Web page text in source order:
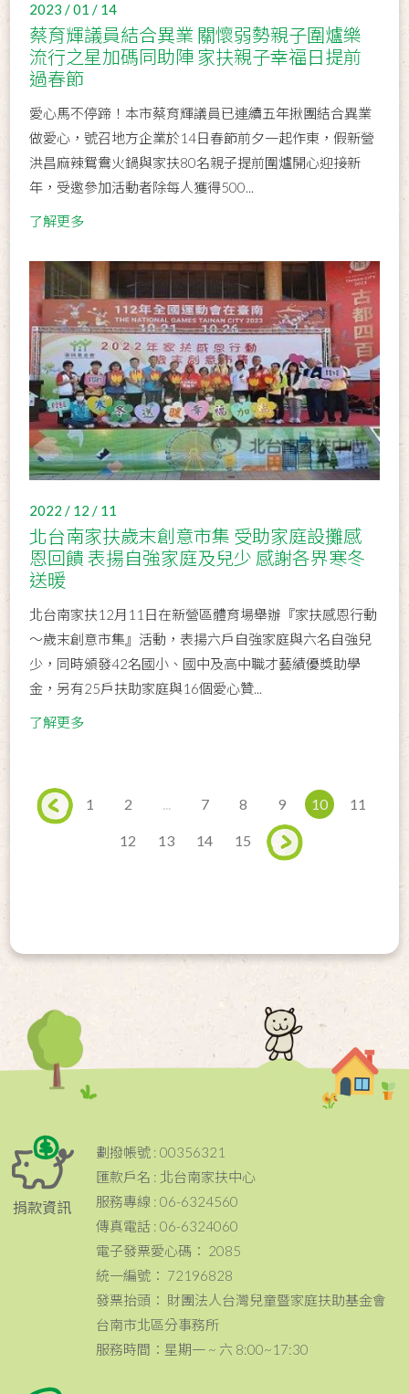
2023 / 01 / 14
蔡育輝議員結合異業 關懷弱勢親子圍爐樂
流行之星加碼同助陣 家扶親子幸福日提前
過春節
愛心馬不停蹄！本市蔡育輝議員已連續五年揪團結合異業
做愛心，號召地方企業於14日春節前夕一起作東，假新營
洪昌麻辣鴛鴦火鍋與家扶80名親子提前圍爐開心迎接新
年，受邀參加活動者除每人獲得500...
了解更多
2022 / 12 / 11
北台南家扶歲末創意市集 受助家庭設攤感
恩回饋 表揚自強家庭及兒少 感謝各界寒冬
送暖
北台南家扶12月11日在新營區體育場舉辦『家扶感恩行動
～歲末創意市集』活動，表揚六戶自強家庭與六名自強兒
少，同時頒發42名國小、國中及高中職才藝績優獎助學
金，另有25戶扶助家庭與16個愛心贊...
了解更多
1 2 7 8 9 10 11
12 13 14 15
捐款資訊
劃撥帳號 : 00356321
匯款戶名 : 北台南家扶中心
服務專線 : 06-6324560
傳真電話 : 06-6324060
電子發票愛心碼： 2085
統一編號： 72196828
發票抬頭： 財團法人台灣兒童暨家庭扶助基金會
台南市北區分事務所
服務時間：星期一 ~ 六 8:00~17:30